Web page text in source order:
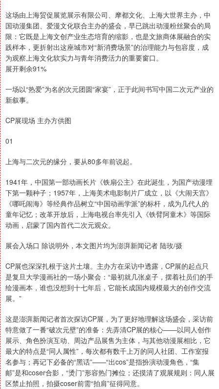
这场由上海贸促展览展示有限公司、摩都文化、上海大世界主办，中
国动漫集团、爱漫文化联合主办的盛会，早已跳出动漫粉丝聚会的局
限：它既是上海文创产业生态培育的缩影，也是文旅商体展融合的实
践样本，更折射出这座城市对“新消费场景”的治理能力与包容度，成
为观察上海文化软实力与青年消费活力的重要窗口。
展开剩余91%
一场以“热爱”为名的次元团圆“家宴”，正于此间书写中国二次元产业的
新叙事。
CP展现场 主办方供图
01
上海与二次元的缘分，要从80多年前说起。
1941年，中国第一部动画长片《铁扇公主》在此诞生，为国产动漫埋
下第一颗种子；1957年，上海美术电影制片厂成立，以《大闹天宫》
《哪吒闹海》等经典作品树立“中国动画学派”的标杆，成为几代人的
童年记忆；改革开放后，上海电视台率先引入《铁臂阿童木》等国际
动画，启蒙了国内首代二次元观众。
展会入场口 除说明外，本文图片均为澎湃新闻记者 陆玫/摄
CP展也深深扎根于这片土壤。主办方在采访中透露，CP展的起点只
是复旦大学漫画社的一场小聚会：“最初就几张桌子，摆着社员们的手
绘漫画本，谁也没想到十七年后，它能长成国内规模最大的创作交流
展。”
这是澎湃新闻记者首次探访CP展，为了更好地理解这场盛会，采访前
特意做了一番“破次元壁”的准备：先弄清CP展的核心——以同人创作
展示、角色扮演互动、周边产品展售为主体，与其他动漫展相比，它
最大的特点是“同人属性”，每次都有数千上万的同人社团、工作室报
名参与；再记下必备的“黑话”——“出cos”是指扮演动漫角色，“集
邮”是和coser合影，“烫门”形容热门摊位；还摸清了观展规则：同人展
区禁止拍照，拍摄coser前需“拍肩”征得同意。